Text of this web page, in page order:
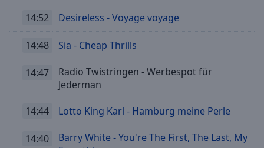
14:52 Desireless - Voyage voyage
14:48 Sia - Cheap Thrills
14:47
Radio Twistringen - Werbespot für
Jederman
14:44 Lotto King Karl - Hamburg meine Perle
14:40
Barry White - You're The First, The Last, My